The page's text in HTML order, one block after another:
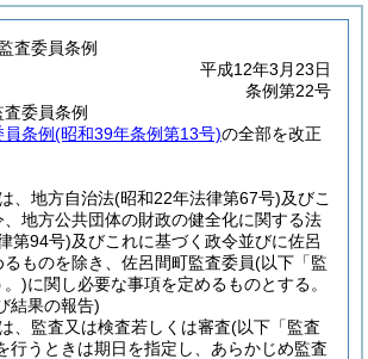
査委員条例
平成12年3月23日
条例第22号
委員条例
条例(昭和39年条例第13号)の全部を改正
、地方自治法(昭和22年法律第67号)及びこ
地方公共団体の財政の健全化に関する法
第94号)及びこれに基づく政令並びに佐呂
ものを除き、佐呂間町監査委員(以下「監
。)に関し必要な事項を定めるものとする。
結果の報告)
、監査又は検査若しくは審査(以下「監査
行うときは期日を指定し、あらかじめ監査